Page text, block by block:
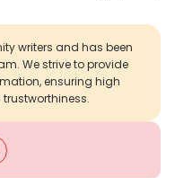
writers and has been
We strive to provide
ensuring high